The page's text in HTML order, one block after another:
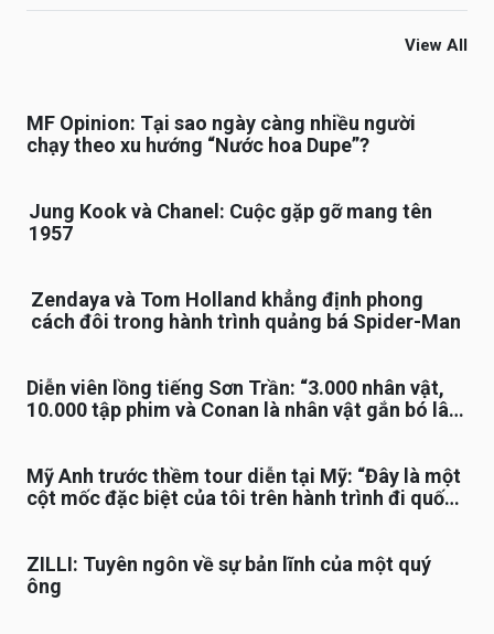
View All
MF Opinion: Tại sao ngày càng nhiều người
chạy theo xu hướng “Nước hoa Dupe”?
Jung Kook và Chanel: Cuộc gặp gỡ mang tên
1957
Zendaya và Tom Holland khẳng định phong
cách đôi trong hành trình quảng bá Spider-Man
Diễn viên lồng tiếng Sơn Trần: “3.000 nhân vật,
10.000 tập phim và Conan là nhân vật gắn bó lâu
Mỹ Anh trước thềm tour diễn tại Mỹ: “Đây là một
cột mốc đặc biệt của tôi trên hành trình đi quốc
ZILLI: Tuyên ngôn về sự bản lĩnh của một quý
ông